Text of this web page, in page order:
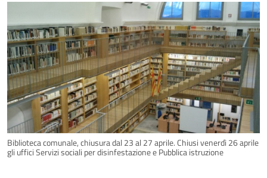
Biblioteca comunale, chiusura dal 23 al 27 aprile. Chiusi venerdì 26 aprile
gli uffici Servizi sociali per disinfestazione e Pubblica istruzione